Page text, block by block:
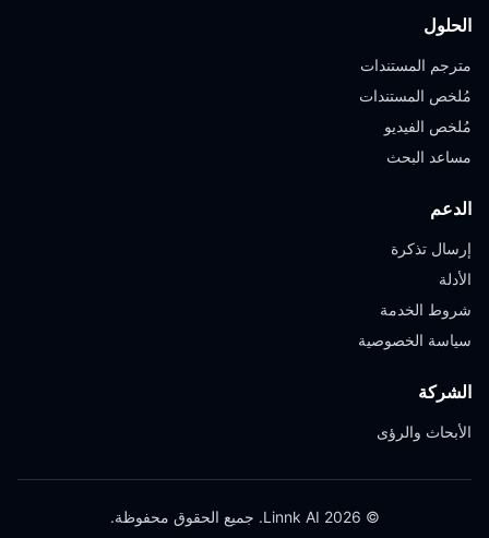
الحلول
مترجم المستندات
مُلخص المستندات
مُلخص الفيديو
مساعد البحث
الدعم
إرسال تذكرة
الأدلة
شروط الخدمة
سياسة الخصوصية
الشركة
الأبحاث والرؤى
© 2026 Linnk AI. جميع الحقوق محفوظة.